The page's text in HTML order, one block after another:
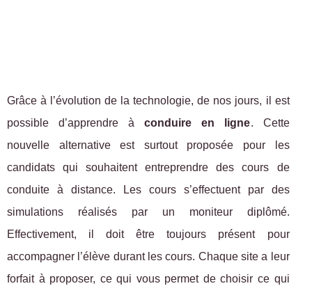
Grâce à l’évolution de la technologie, de nos jours, il est
possible d’apprendre àconduire en ligne. Cette
nouvelle alternative est surtout proposée pour les
candidats qui souhaitent entreprendre des cours de
conduite à distance. Les cours s’effectuent par des
simulations réalisés par un moniteur diplômé.
Effectivement, il doit être toujours présent pour
accompagner l’élève durant les cours. Chaque site a leur
forfait à proposer, ce qui vous permet de choisir ce qui